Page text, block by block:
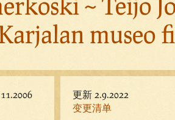
museo
更新 2.9.2022
变更清单